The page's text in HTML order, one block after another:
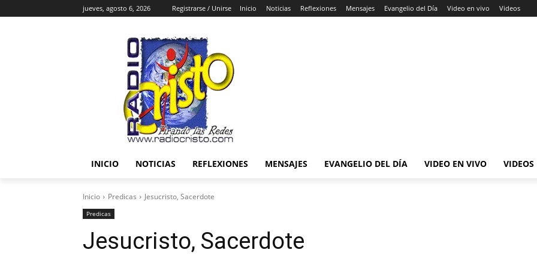
jueves, agosto 6, 2026 Registrarse / Unirse Inicio Noticias Reflexiones Mensajes Evangelio del Día Video en vivo Videos
INICIO NOTICIAS REFLEXIONES MENSAJES EVANGELIO DEL DÍA VIDEO EN VIVO VIDEOS
Inicio Predicas Jesucristo, Sacerdote
Predicas
Jesucristo, Sacerdote